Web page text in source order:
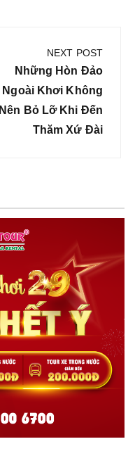
NEXT POST
Next
Post:
Những Hòn Đảo
Ngoài Khơi Không
Nên Bỏ Lỡ Khi Đến
Thăm Xứ Đài